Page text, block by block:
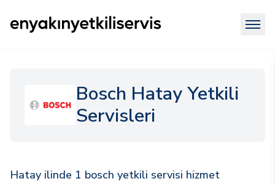
Bosch Hatay Yetkili
Servisleri
Hatay ilinde 1 bosch yetkili servisi hizmet